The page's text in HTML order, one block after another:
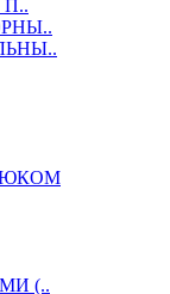
(..